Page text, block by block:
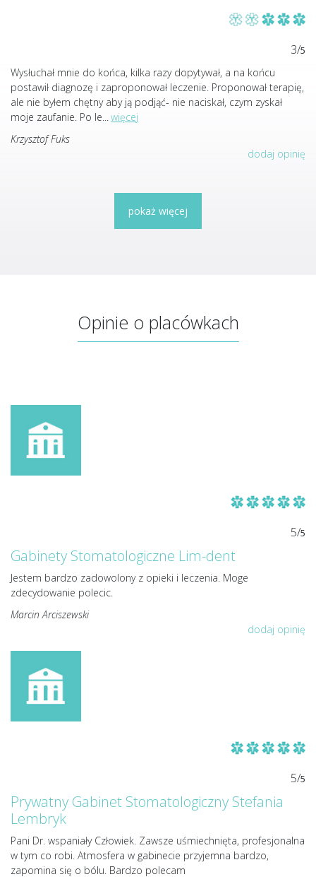
3/5
Wysłuchał mnie do końca, kilka razy dopytywał, a na końcu
postawił diagnozę i zaproponował leczenie. Proponował terapię,
ale nie byłem chętny aby ją podjąć- nie naciskał, czym zyskał
moje zaufanie. Po le...więcej
Krzysztof Fuks
dodaj opinię
pokaż więcej
Opinie o placówkach
5/5
Gabinety Stomatologiczne Lim-dent
Jestem bardzo zadowolony z opieki i leczenia. Moge
zdecydowanie polecic.
Marcin Arciszewski
dodaj opinię
5/5
Prywatny Gabinet Stomatologiczny Stefania
Lembryk
Pani Dr. wspaniały Człowiek. Zawsze uśmiechnięta, profesjonalna
w tym co robi. Atmosfera w gabinecie przyjemna bardzo,
zapomina się o bólu. Bardzo polecam